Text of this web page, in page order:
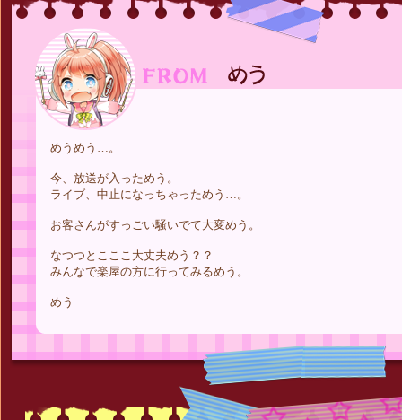
めうめう…。
今、放送が入っためう。
ライブ、中止になっちゃっためう…。
お客さんがすっごい騒いでて大変めう。
なつつとこここ大丈夫めう？？
みんなで楽屋の方に行ってみるめう。
めう